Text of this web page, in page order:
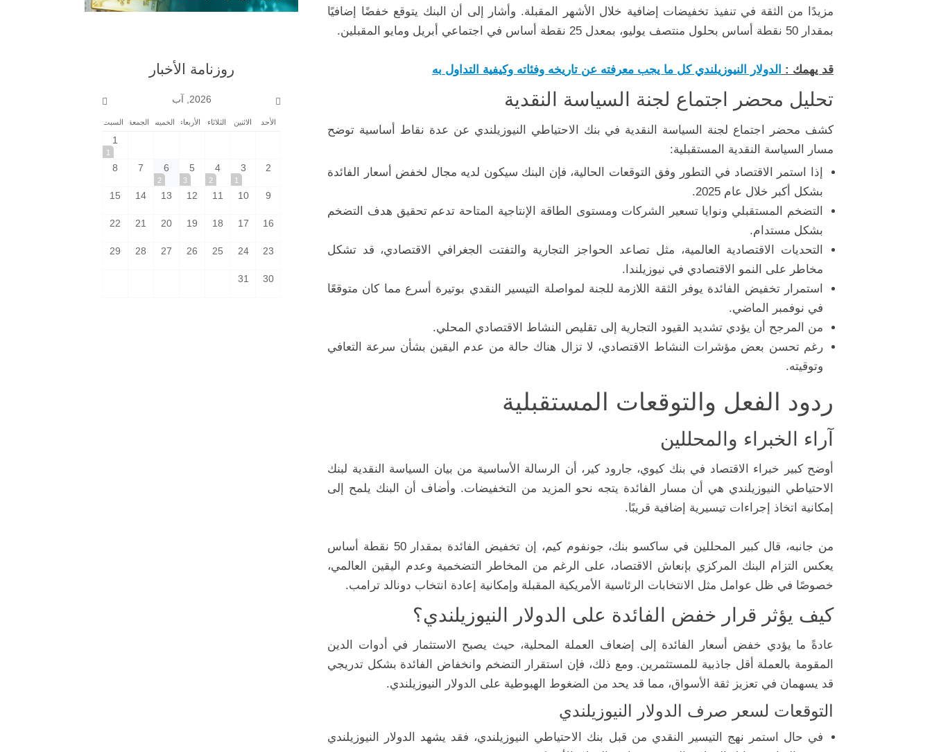
مزيدًا من الثقة في تنفيذ تخفيضات إضافية خلال الأشهر المقبلة. وأشار إلى أن البنك يتوقع خفضًا إضافيًا
بمقدار 50 نقطة أساس بحلول منتصف يوليو، بمعدل 25 نقطة أساس في اجتماعي أبريل ومايو المقبلين.
قد يهمك : الدولار النيوزيلندي كل ما يجب معرفته عن تاريخه وفئاته وكيفية التداول به
تحليل محضر اجتماع لجنة السياسة النقدية
كشف محضر اجتماع لجنة السياسة النقدية في بنك الاحتياطي النيوزيلندي عن عدة نقاط أساسية توضح
مسار السياسة النقدية المستقبلية:
إذا استمر الاقتصاد في التطور وفق التوقعات الحالية، فإن البنك سيكون لديه مجال لخفض أسعار الفائدة
بشكل أكبر خلال عام 2025.
التضخم المستقبلي ونوايا تسعير الشركات ومستوى الطاقة الإنتاجية المتاحة تدعم تحقيق هدف التضخم
بشكل مستدام.
التحديات الاقتصادية العالمية، مثل تصاعد الحواجز التجارية والتفتت الجغرافي الاقتصادي، قد تشكل
مخاطر على النمو الاقتصادي في نيوزيلندا.
استمرار تخفيض الفائدة يوفر الثقة اللازمة للجنة لمواصلة التيسير النقدي بوتيرة أسرع مما كان متوقعًا
في نوفمبر الماضي.
من المرجح أن يؤدي تشديد القيود التجارية إلى تقليص النشاط الاقتصادي المحلي.
رغم تحسن بعض مؤشرات النشاط الاقتصادي، لا تزال هناك حالة من عدم اليقين بشأن سرعة التعافي
وتوقيته.
ردود الفعل والتوقعات المستقبلية
آراء الخبراء والمحللين
أوضح كبير خبراء الاقتصاد في بنك كيوي، جارود كير، أن الرسالة الأساسية من بيان السياسة النقدية لبنك
الاحتياطي النيوزيلندي هي أن مسار الفائدة يتجه نحو المزيد من التخفيضات. وأضاف أن البنك يلمح إلى
إمكانية اتخاذ إجراءات تيسيرية إضافية قريبًا.
من جانبه، قال كبير المحللين في ساكسو بنك، جونفوم كيم، إن تخفيض الفائدة بمقدار 50 نقطة أساس
يعكس التزام البنك المركزي بإنعاش الاقتصاد، على الرغم من المخاطر التضخمية وعدم اليقين العالمي،
خصوصًا في ظل عوامل مثل الانتخابات الرئاسية الأمريكية المقبلة وإمكانية إعادة انتخاب دونالد ترامب.
كيف يؤثر قرار خفض الفائدة على الدولار النيوزيلندي؟
عادةً ما يؤدي خفض أسعار الفائدة إلى إضعاف العملة المحلية، حيث يصبح الاستثمار في أدوات الدين
المقومة بالعملة أقل جاذبية للمستثمرين. ومع ذلك، فإن استقرار التضخم وانخفاض الفائدة بشكل تدريجي
قد يسهمان في تعزيز ثقة الأسواق، مما قد يحد من الضغوط الهبوطية على الدولار النيوزيلندي.
التوقعات لسعر صرف الدولار النيوزيلندي
في حال استمر نهج التيسير النقدي من قبل بنك الاحتياطي النيوزيلندي، فقد يشهد الدولار النيوزيلندي
روزنامة الأخبار
2026, آب
الأحد الاثنين الثلاثاء الأربعاء الخميس الجمعة السبت
1
1
2
3
1
4
2
5
3
6
2
7
8
9
10
11
12
13
14
15
16
17
18
19
20
21
22
23
24
25
26
27
28
29
30
31